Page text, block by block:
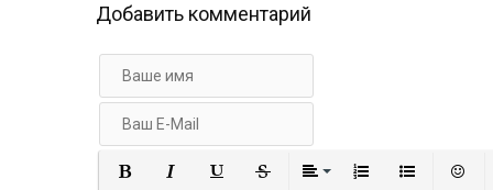
Добавить комментарий